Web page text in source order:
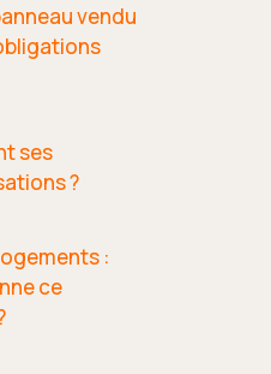
vendu
ses
?
:
ce